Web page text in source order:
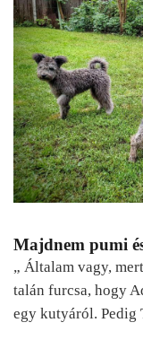
Majdnem pumi
„ Általam vagy,
talán furcsa, hogy
egy kutyáról.